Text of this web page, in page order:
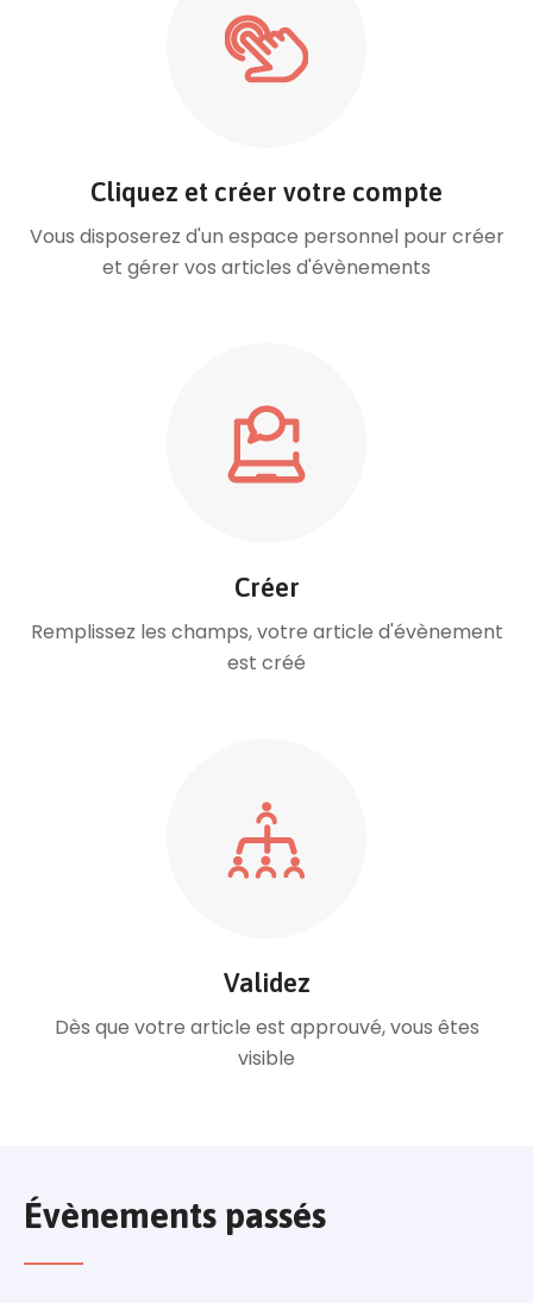
Cliquez et créer votre compte
Vous disposerez d'un espace personnel pour créer
et gérer vos articles d'évènements
Créer
Remplissez les champs, votre article d'évènement
est créé
Validez
Dès que votre article est approuvé, vous êtes
visible
Évènements passés